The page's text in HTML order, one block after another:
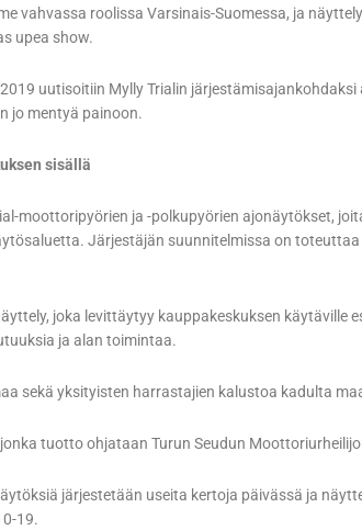
vahvassa roolissa Varsinais-Suomessa, ja
upea show.
uutisoitiin Mylly Trialin järjestämisajankohdaksi
jo mentyä painoon.
sisällä
moottoripyörien ja -polkupyörien ajonäytökset,
Järjestäjän suunnitelmissa on
joka levittäytyy kauppakeskuksen käytäville
ja alan toimintaa.
sekä yksityisten harrastajien kalustoa kadulta
tuotto ohjataan Turun Seudun
järjestetään useita kertoja päivässä ja
19.